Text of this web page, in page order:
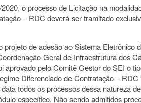
o processo de Licitação na
– RDC deverá ser tramitado
projeto de adesão ao Sistema Eletrônico
Geral de Infraestrutura dos
aprovado pelo Comitê Gestor do SEI o
Diferenciado de Contratação – RDC
todos os processos dessa natureza
específico. Não sendo admitidos